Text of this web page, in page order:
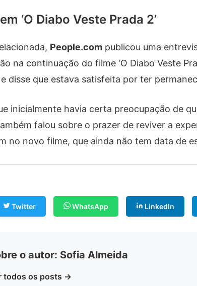
‘O Diabo Veste Prada 2’
People.com publicou uma
na continuação do filme ‘O Diabo Veste
e disse que estava satisfeita por ter
inicialmente havia certa preocupação de
falou sobre o prazer de reviver a
no novo filme, que ainda não tem data de
Twitter WhatsApp LinkedIn
o autor: Sofia Almeida
todos os posts →